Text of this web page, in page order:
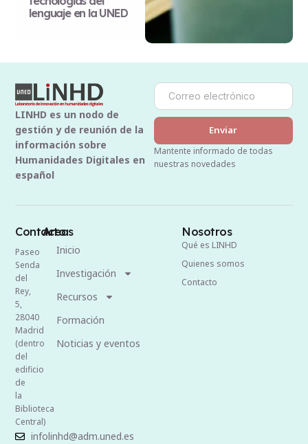
lenguaje en la UNED
LINHD es un nodo de
gestión y de reunión de la
información sobre
Humanidades Digitales en
español
Enviar
Mantente informado de todas
nuestras novedades
Contacto
Paseo
Senda
del
Rey,
5,
28040
Madrid
(dentro
del
edificio
de
la
Biblioteca
Central)
infolinhd@adm.uned.es
Areas
Inicio
Investigación
Recursos
Formación
Noticias y eventos
Nosotros
Qué es LINHD
Quienes somos
Contacto